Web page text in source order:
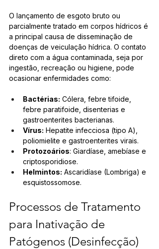
O lançamento de esgoto bruto ou
parcialmente tratado em corpos hídricos é
a principal causa de disseminação de
doenças de veiculação hídrica. O contato
direto com a água contaminada, seja por
ingestão, recreação ou higiene, pode
ocasionar enfermidades como:
Bactérias: Cólera, febre tifoide,
febre paratifoide, disenterias e
gastroenterites bacterianas.
Vírus: Hepatite infecciosa (tipo A),
poliomielite e gastroenterites virais.
Protozoários: Giardíase, amebíase e
criptosporidiose.
Helmintos: Ascaridíase (Lombriga) e
esquistossomose.
Processos de Tratamento
para Inativação de
Patógenos (Desinfecção)